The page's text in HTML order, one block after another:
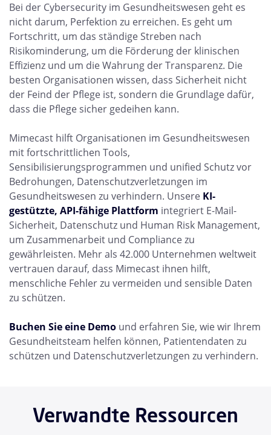
Bei der Cybersecurity im Gesundheitswesen geht es
nicht darum, Perfektion zu erreichen. Es geht um
Fortschritt, um das ständige Streben nach
Risikominderung, um die Förderung der klinischen
Effizienz und um die Wahrung der Transparenz. Die
besten Organisationen wissen, dass Sicherheit nicht
der Feind der Pflege ist, sondern die Grundlage dafür,
dass die Pflege sicher gedeihen kann.
Mimecast hilft Organisationen im Gesundheitswesen
mit fortschrittlichen Tools,
Sensibilisierungsprogrammen und unified Schutz vor
Bedrohungen, Datenschutzverletzungen im
Gesundheitswesen zu verhindern. Unsere KI-
gestützte, API-fähige Plattform integriert E-Mail-
Sicherheit, Datenschutz und Human Risk Management,
um Zusammenarbeit und Compliance zu
gewährleisten. Mehr als 42.000 Unternehmen weltweit
vertrauen darauf, dass Mimecast ihnen hilft,
menschliche Fehler zu vermeiden und sensible Daten
zu schützen.
Buchen Sie eine Demo und erfahren Sie, wie wir Ihrem
Gesundheitsteam helfen können, Patientendaten zu
schützen und Datenschutzverletzungen zu verhindern.
Verwandte Ressourcen